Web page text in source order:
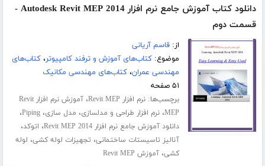
دانلود کتاب آموزش جامع نرم افزار Autodesk Revit MEP 2014 -
قسمت دوم
از:قاسم آریانی
موضوع:کتاب‌های آموزش و ترفند کامپیوتر،کتاب‌های
مهندسی عمران،کتاب‌های مهندسی مکانیک
۵۱ صفحه
برچسب‌ها:نرم افزار Revit MEP ،
آموزش نرم افزار Revit
MEP،نرم افزار طراحی و مدلسازی، مدل سازی،Piping،
دانلود آموزش جامع نرم افزار Revit MEP 2014 ، اتوکد،
آنالیز تاسیستات ساختمانی، تجهیزات لوله کشی، لوله
کشی،آموزش Revit MEP